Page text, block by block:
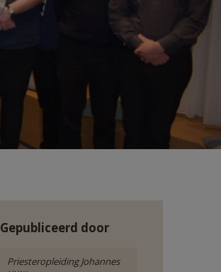
Gepubliceerd door
Priesteropleiding Johannes